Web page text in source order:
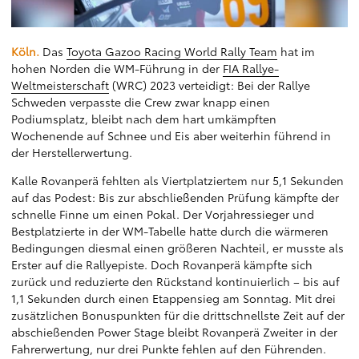
Köln. Das Toyota Gazoo Racing World Rally Team hat im
hohen Norden die WM-Führung in der FIA Rallye-
Weltmeisterschaft (WRC) 2023 verteidigt: Bei der Rallye
Schweden verpasste die Crew zwar knapp einen
Podiumsplatz, bleibt nach dem hart umkämpften
Wochenende auf Schnee und Eis aber weiterhin führend in
der Herstellerwertung.
Kalle Rovanperä fehlten als Viertplatziertem nur 5,1 Sekunden
auf das Podest: Bis zur abschließenden Prüfung kämpfte der
schnelle Finne um einen Pokal. Der Vorjahressieger und
Bestplatzierte in der WM-Tabelle hatte durch die wärmeren
Bedingungen diesmal einen größeren Nachteil, er musste als
Erster auf die Rallyepiste. Doch Rovanperä kämpfte sich
zurück und reduzierte den Rückstand kontinuierlich – bis auf
1,1 Sekunden durch einen Etappensieg am Sonntag. Mit drei
zusätzlichen Bonuspunkten für die drittschnellste Zeit auf der
abschießenden Power Stage bleibt Rovanperä Zweiter in der
Fahrerwertung, nur drei Punkte fehlen auf den Führenden.